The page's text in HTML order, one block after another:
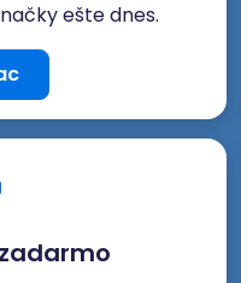
ešte dnes.